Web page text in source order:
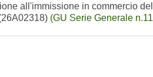
all'immissione in commercio
(GU Serie Generale